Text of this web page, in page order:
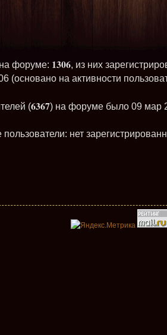
форуме: 1306, из них
(основано на активности
(6367) на форуме было 09 мар
нет